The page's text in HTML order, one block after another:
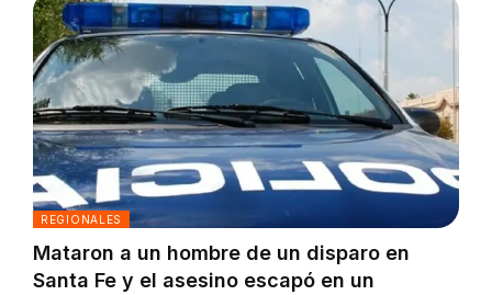
REGIONALES
Mataron a un hombre de un disparo en
Santa Fe y el asesino escapó en un